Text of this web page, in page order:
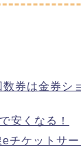
数券は金券シ
安くなる！
チケットサ